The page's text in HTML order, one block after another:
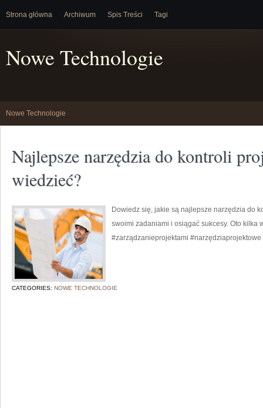
Strona główna Archiwum Spis Treści Tagi
Nowe Technologie
Nowe Technologie
Najlepsze narzędzia do kontroli
wiedzieć?
Dowiedz się, jakie są najlepsze narzędzia do
swoimi zadaniami i osiągać sukcesy. Oto kilka
#zarządzanieprojektami #narzędziaprojektowe
CATEGORIES: NOWE TECHNOLOGIE